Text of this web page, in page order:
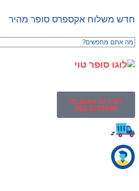
חדש משלוח אקספרס סופר מהיר
לשירות והזמנות:
053-3737944